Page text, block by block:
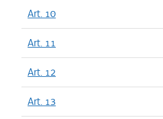
Art. 10
Art. 11
Art. 12
Art. 13